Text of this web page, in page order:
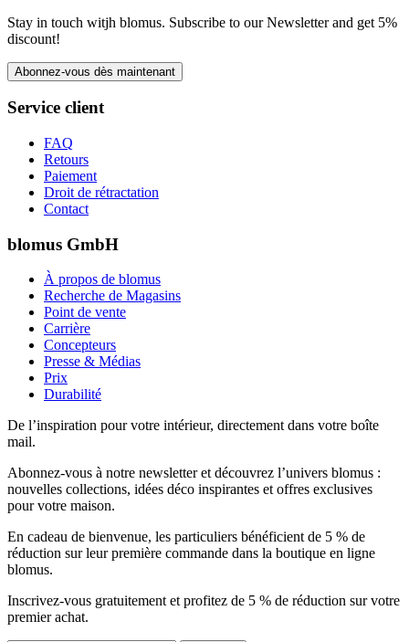
Stay in touch witjh blomus. Subscribe to our Newsletter and get 5%
discount!
Abonnez-vous dès maintenant
Service client
FAQ
Retours
Paiement
Droit de rétractation
Contact
blomus GmbH
À propos de blomus
Recherche de Magasins
Point de vente
Carrière
Concepteurs
Presse & Médias
Prix
Durabilité
De l’inspiration pour votre intérieur, directement dans votre boîte
mail.
Abonnez-vous à notre newsletter et découvrez l’univers blomus :
nouvelles collections, idées déco inspirantes et offres exclusives
pour votre maison.
En cadeau de bienvenue, les particuliers bénéficient de 5 % de
réduction sur leur première commande dans la boutique en ligne
blomus.
Inscrivez-vous gratuitement et profitez de 5 % de réduction sur votre
premier achat.